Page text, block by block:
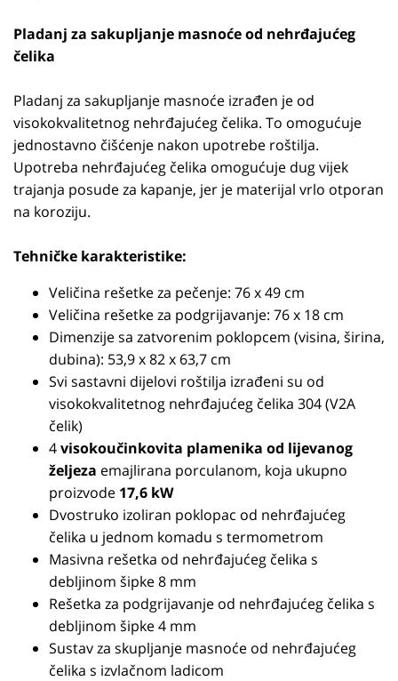
Pladanj za sakupljanje masnoće od nehrđajućeg
čelika
Pladanj za sakupljanje masnoće izrađen je od
visokokvalitetnog nehrđajućeg čelika. To omogućuje
jednostavno čišćenje nakon upotrebe roštilja.
Upotreba nehrđajućeg čelika omogućuje dug vijek
trajanja posude za kapanje, jer je materijal vrlo otporan
na koroziju.
Tehničke karakteristike:
Veličina rešetke za pečenje: 76 x 49 cm
Veličina rešetke za podgrijavanje: 76 x 18 cm
Dimenzije sa zatvorenim poklopcem (visina, širina,
dubina): 53,9 x 82 x 63,7 cm
Svi sastavni dijelovi roštilja izrađeni su od
visokokvalitetnog nehrđajućeg čelika 304 (V2A
čelik)
4visokoučinkovita plamenika od lijevanog
željeza emajlirana porculanom, koja ukupno
proizvode 17,6 kW
Dvostruko izoliran poklopac od nehrđajućeg
čelika u jednom komadu s termometrom
Masivna rešetka od nehrđajućeg čelika s
debljinom šipke 8 mm
Rešetka za podgrijavanje od nehrđajućeg čelika s
debljinom šipke 4 mm
Sustav za skupljanje masnoće od nehrđajućeg
čelika s izvlačnom ladicom